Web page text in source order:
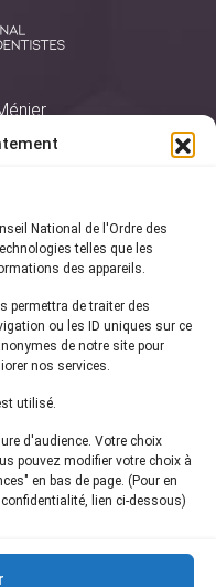
National de l'Ordre des
telles que les
des appareils.
permettra de traiter des
ou les ID uniques sur ce
de notre site pour
nos services.
utilisé.
d'audience. Votre choix
pouvez modifier votre choix à
en bas de page. (Pour en
lien ci-dessous)
16
80
newsletter